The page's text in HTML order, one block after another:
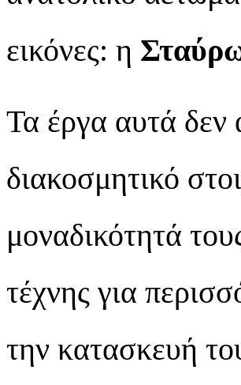
εικόνες: η
Τα έργα αυτά δεν
διακοσμητικό
μοναδικότητά
τέχνης για
την κατασκευή